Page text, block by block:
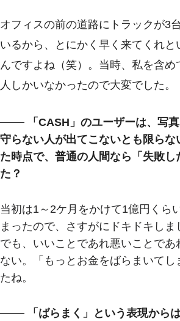
オフィスの前の道路にトラックが3
いるから、とにかく早く来てくれと
んですよね（笑）。当時、私を含め
人しかいなかったので大変でした。
「CASH」のユーザーは、写
守らない人が出てこないとも限ら
た時点で、普通の人間なら「失敗
た？
当初は1～2ケ月をかけて1億円くら
まったので、さすがにドキドキしま
でも、いいことであれ悪いことで
ない。「もっとお金をばらまいて
たね。
「ばらまく」という表現から